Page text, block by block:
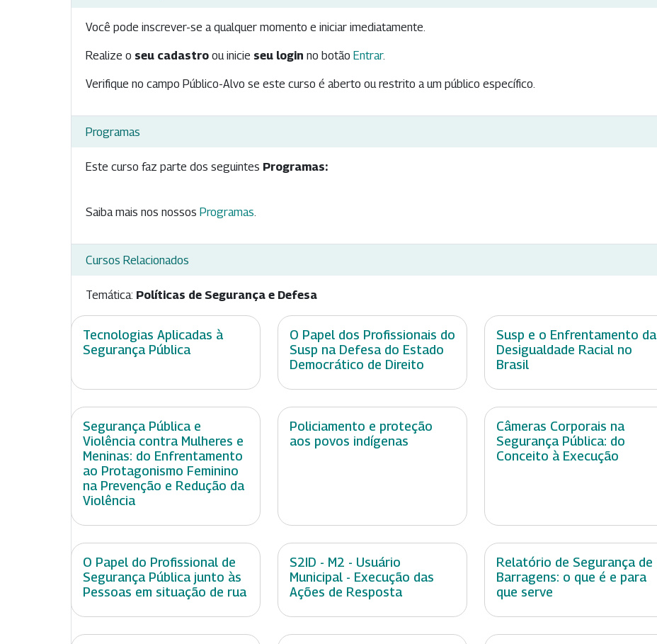
Você pode inscrever-se a qualquer momento e iniciar imediatamente.
Realize o seu cadastro ou inicie seu login no botão Entrar.
Verifique no campo Público-Alvo se este curso é aberto ou restrito a um público específico.
Programas
Este curso faz parte dos seguintes Programas:
Saiba mais nos nossos Programas.
Cursos Relacionados
Temática: Políticas de Segurança e Defesa
Tecnologias Aplicadas à
Segurança Pública
O Papel dos Profissionais do
Susp na Defesa do Estado
Democrático de Direito
Susp e o Enfrentamento da
Desigualdade Racial no
Brasil
Segurança Pública e
Violência contra Mulheres e
Meninas: do Enfrentamento
ao Protagonismo Feminino
na Prevenção e Redução da
Violência
Policiamento e proteção
aos povos indígenas
Câmeras Corporais na
Segurança Pública: do
Conceito à Execução
O Papel do Profissional de
Segurança Pública junto às
Pessoas em situação de rua
S2ID - M2 - Usuário
Municipal - Execução das
Ações de Resposta
Relatório de Segurança de
Barragens: o que é e para
que serve